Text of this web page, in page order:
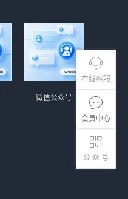
在线客服
会员中心
公 众 号
微信公众号